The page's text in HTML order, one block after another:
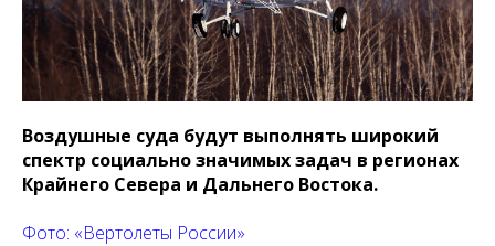
Воздушные суда будут выполнять широкий
спектр социально значимых задач в регионах
Крайнего Севера и Дальнего Востока.
Фото: «Вертолеты России»